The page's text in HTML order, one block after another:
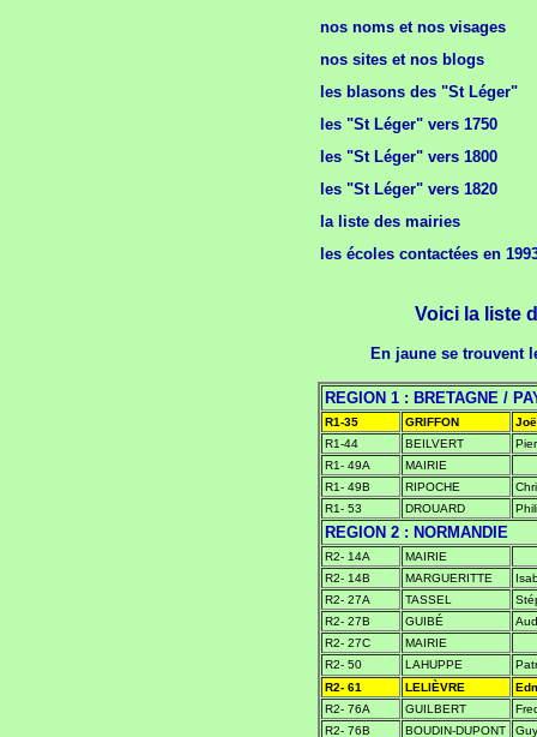
nos noms et nos visages
nos sites et nos blogs
les blasons des "St Léger"
les "St Léger" vers 1750
les "St Léger" vers 1800
les "St Léger" vers 1820
la liste des mairies
les écoles contactées en
Voici la liste
En jaune se trouvent
REGION 1 : BRETAGNE /
R1-35 GRIFFON
R1-44
BEILVERT
R1- 49A
MAIRIE
R1- 49B
RIPOCHE
R1- 53
DROUARD
REGION 2 : NORMANDIE
R2- 14A
MAIRIE
R2- 14B
MARGUERITTE
R2- 27A
TASSEL
R2- 27B
GUIBÉ
R2- 27C
MAIRIE
R2- 50
LAHUPPE
R2- 61
LELIÈVRE
R2- 76A
GUILBERT
R2- 76B
BOUDIN-DUPONT